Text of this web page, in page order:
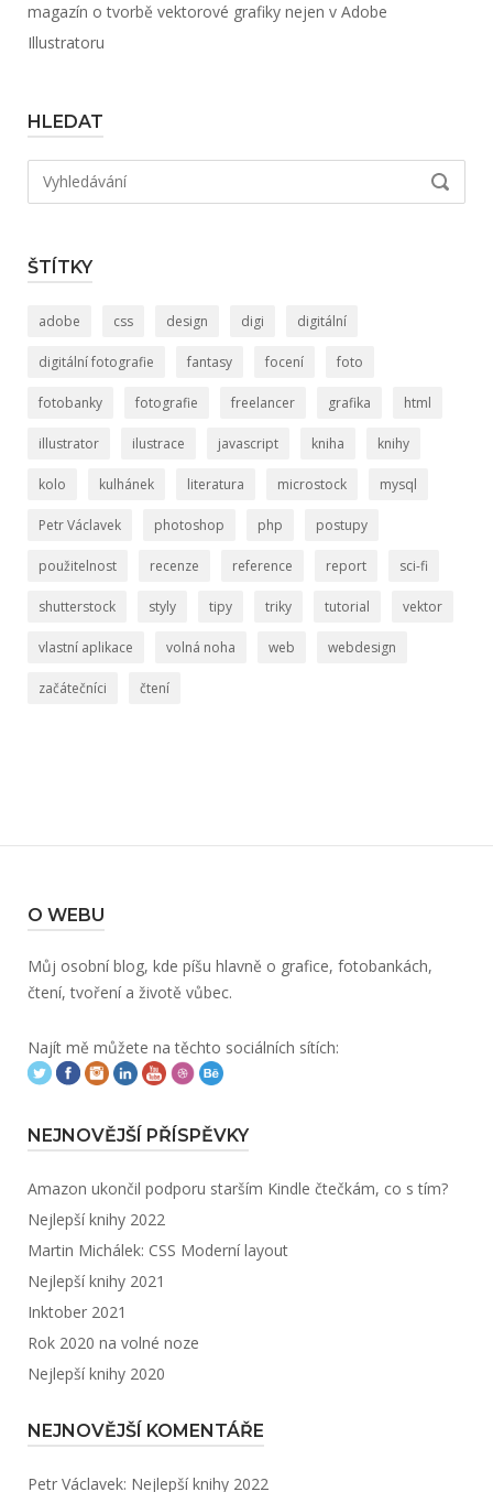
magazín o tvorbě vektorové grafiky nejen v Adobe
Illustratoru
HLEDAT
Hledat:
ŠTÍTKY
adobe css design digi digitální
digitální fotografie fantasy focení foto
fotobanky fotografie freelancer grafika html
illustrator ilustrace javascript kniha knihy
kolo kulhánek literatura microstock mysql
Petr Václavek photoshop php postupy
použitelnost recenze reference report sci-fi
shutterstock styly tipy triky tutorial vektor
vlastní aplikace volná noha web webdesign
začátečníci čtení
O WEBU
Můj osobní blog, kde píšu hlavně o grafice, fotobankách,
čtení, tvoření a životě vůbec.
Najít mě můžete na těchto sociálních sítích:
NEJNOVĚJŠÍ PŘÍSPĚVKY
Amazon ukončil podporu starším Kindle čtečkám, co s tím?
Nejlepší knihy 2022
Martin Michálek: CSS Moderní layout
Nejlepší knihy 2021
Inktober 2021
Rok 2020 na volné noze
Nejlepší knihy 2020
NEJNOVĚJŠÍ KOMENTÁŘE
Petr Václavek: Nejlepší knihy 2022